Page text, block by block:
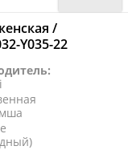
/
Y035-22